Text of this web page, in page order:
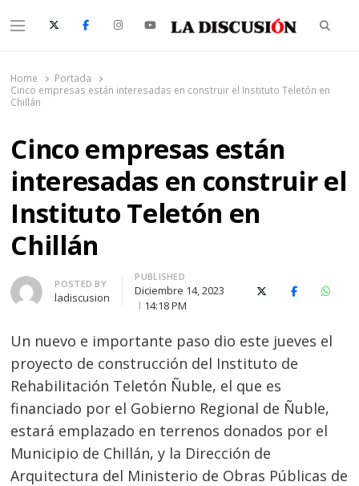
Menu
Home
Portada
Cinco empresas están interesadas en construir el Instituto Teletón en
Chillán
Cinco empresas están
interesadas en construir el
Instituto Teletón en
Chillán
Author
POSTED BY
ladiscusion
PUBLISHED
Diciembre 14, 2023
14:18 PM
X (Twitter)Facebook
Un nuevo e importante paso dio este jueves el
proyecto de construcción del Instituto de
Rehabilitación Teletón Ñuble, el que es
financiado por el Gobierno Regional de Ñuble,
estará emplazado en terrenos donados por el
Municipio de Chillán, y la Dirección de
Arquitectura del Ministerio de Obras Públicas de